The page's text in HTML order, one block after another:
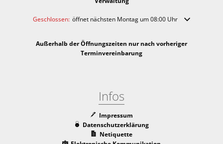
Klicken, um weitere Öffnungs- oder Schließzeiten auszublenden
Geschlossen: öffnet nächsten Montag um 08:00 Uhr
Außerhalb der Öffnungszeiten nur nach vorheriger
Terminvereinbarung
Infos
Impressum
Datenschutzerklärung
Netiquette